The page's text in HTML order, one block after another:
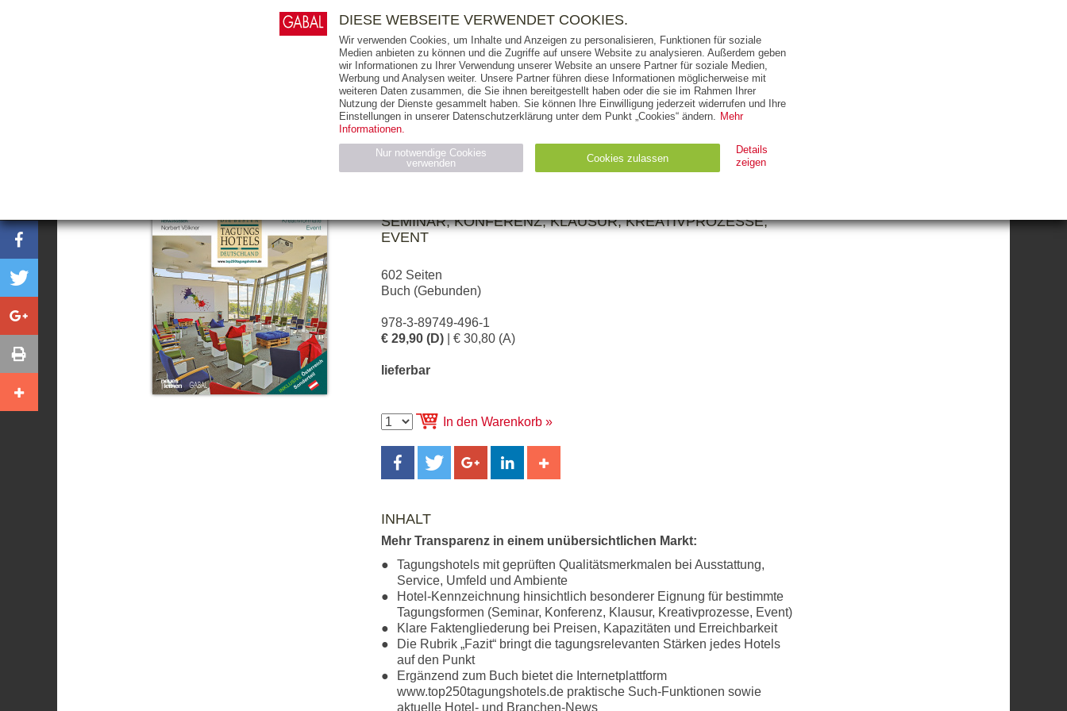
HERAUSGEGEBEN VON: NORBERT VÖLKNER
Die besten Tagungshotels in Deutschland
SEMINAR, KONFERENZ, KLAUSUR, KREATIVPROZESSE,
EVENT
602 Seiten
Buch (Gebunden)
978-3-89749-496-1
€ 29,90 (D) | € 30,80 (A)
lieferbar
In den Warenkorb
INHALT
Mehr Transparenz in einem unübersichtlichen Markt:
Tagungshotels mit geprüften Qualitätsmerkmalen bei Ausstattung,
Service, Umfeld und Ambiente
Hotel-Kennzeichnung hinsichtlich besonderer Eignung für bestimmte
Tagungsformen (Seminar, Konferenz, Klausur, Kreativprozesse, Event)
Klare Faktengliederung bei Preisen, Kapazitäten und Erreichbarkeit
Die Rubrik „Fazit“ bringt die tagungsrelevanten Stärken jedes Hotels
auf den Punkt
Ergänzend zum Buch bietet die Internetplattform
www.top250tagungshotels.de praktische Such-Funktionen sowie
aktuelle Hotel- und Branchen-News
THEMEN AUTOREN VERLAG
RIGHTS PRESSE HANDEL FÜR UNTERNEHMEN
DIESE WEBSEITE VERWENDET COOKIES.
Wir verwenden Cookies, um Inhalte und Anzeigen zu personalisieren, Funktionen für soziale
Medien anbieten zu können und die Zugriffe auf unsere Website zu analysieren. Außerdem geben
wir Informationen zu Ihrer Verwendung unserer Website an unsere Partner für soziale Medien,
Werbung und Analysen weiter. Unsere Partner führen diese Informationen möglicherweise mit
weiteren Daten zusammen, die Sie ihnen bereitgestellt haben oder die sie im Rahmen Ihrer
Nutzung der Dienste gesammelt haben. Sie können Ihre Einwilligung jederzeit widerrufen und Ihre
Einstellungen in unserer Datenschutzerklärung unter dem Punkt „Cookies“ ändern. Mehr
Informationen.
Nur notwendige Cookies
verwenden
Cookies zulassen
Details
zeigen
Name Anbieter
CMS_SESSION_ID
GV_COOKIES
gabal-
verlag.de
Speichert den Zustimmungsstatus des Benutzers für Cookies
auf der aktuellen Domäne.